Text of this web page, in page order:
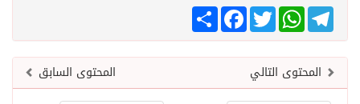
انشر
FacebookTwitter
WhatsAppTelegram
المحتوى السابق المحتوى التالي